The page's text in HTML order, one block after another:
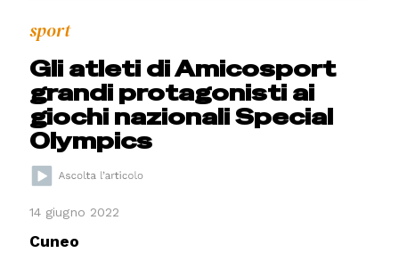
sport
Gli atleti di Amicosport
grandi protagonisti ai
giochi nazionali Special
Olympics
14 giugno 2022
Cuneo